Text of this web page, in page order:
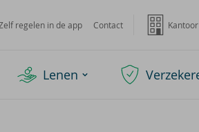
regelen in de app Contact
Lenen